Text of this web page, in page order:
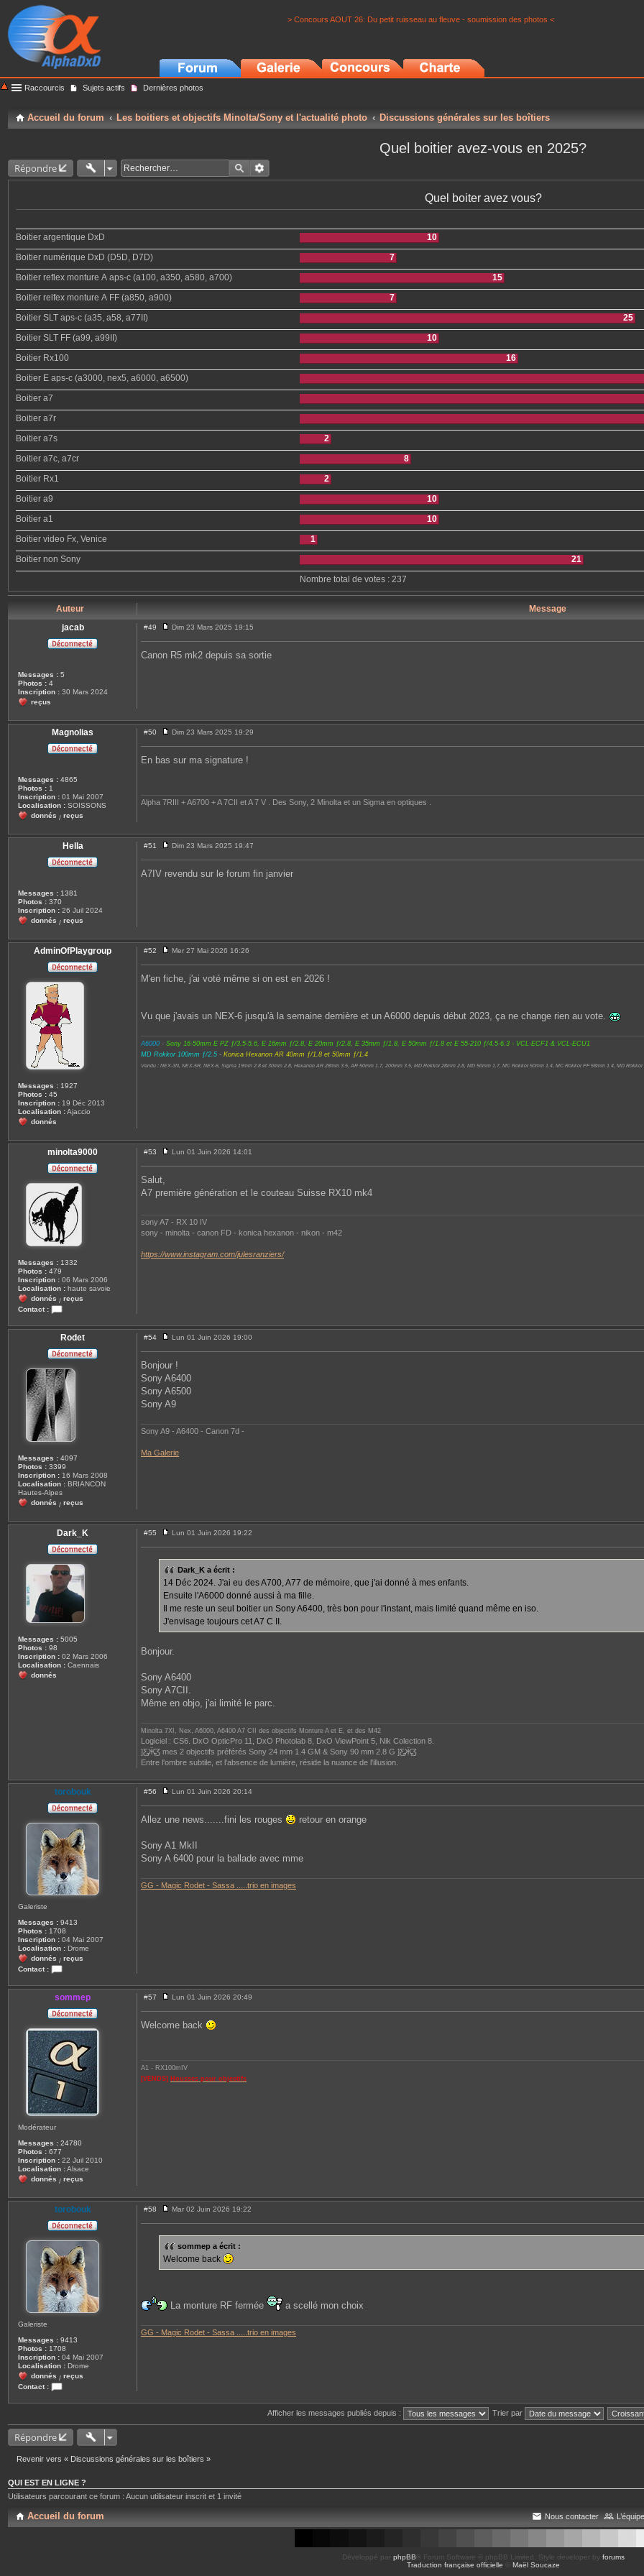
> Concours AOUT 26: Du petit ruisseau au fleuve - soumission des photos <
Raccourcis Sujets actifs Dernières photos
Accueil du forum Les boitiers et objectifs Minolta/Sony et l'actualité photo Discussions générales sur les boîtiers
Quel boitier avez-vous en 2025?
Répondre
Quel boiter avez vous?
Boitier argentique DxD 10
Boitier numérique DxD (D5D, D7D)
7
Boitier reflex monture A aps-c (a100, a350, a580, a700)
15
Boitier relfex monture A FF (a850, a900)
7
Boitier SLT aps-c (a35, a58, a77II)
25
Boitier SLT FF (a99, a99II)
10
Boitier Rx100
16
Boitier E aps-c (a3000, nex5, a6000, a6500)
Boitier a7
Boitier a7r
Boitier a7s
2
Boitier a7c, a7cr
8
Boitier Rx1
2
Boitier a9
10
Boitier a1
10
Boitier video Fx, Venice
1
Boitier non Sony
21
Nombre total de votes : 237
Auteur
Message
jacab
Messages : 5
Photos : 4
Inscription : 30 Mars 2024
reçus
#49
e
s
s
Dim 23 Mars 2025 19:15
Canon R5 mk2 depuis sa sortie
Magnolias
Messages : 4865
Photos : 1
Inscription : 01 Mai 2007
Localisation : SOISSONS
donnés / reçus
#50
e
Dim 23 Mars 2025 19:29
En bas sur ma signature !
Alpha 7RIII + A6700 + A 7CII et A 7 V . Des Sony, 2 Minolta et un Sigma en optiques .
Hella
Messages : 1381
Photos : 370
Inscription : 26 Juil 2024
donnés / reçus
#51
e
s
Dim 23 Mars 2025 19:47
A7IV revendu sur le forum fin janvier
AdminOfPlaygroup
Messages : 1927
Photos : 45
Inscription : 19 Déc 2013
Localisation :Ajaccio
donnés
#52
e
s
Mer 27 Mai 2026 16:26
M'en fiche, j'ai voté même si on est en 2026 !
Vu que j'avais un NEX-6 jusqu'à la semaine dernière et un A6000 depuis début 2023, ça ne change rien au vote.
A6000 - Sony 16-50mm E PZ ƒ/3.5-5.6, E 16mm ƒ/2.8, E 20mm ƒ/2.8, E 35mm ƒ/1.8, E 50mm ƒ/1.8 et E 55-210 ƒ/4.5-6.3 - VCL-ECF1 & VCL-ECU1
MD Rokkor 100mm ƒ/2.5 - Konica Hexanon AR 40mm ƒ/1.8 et 50mm ƒ/1.4
Vendu : NEX-3N, NEX-5R, NEX-6, Sigma 19mm 2.8 et 30mm 2.8, Hexanon AR 28mm 3.5, AR 50mm 1.7, 200mm 3.5, MD Rokkor 28mm 2.8, MD 50mm 1.7, MC Rokkor 50mm 1.4, MC Rokkor PF 58mm 1.4, MD Rokkor
minolta9000
Messages : 1332
Photos : 479
Inscription : 06 Mars 2006
Localisation : haute savoie
donnés / reçus
Contact :
o
n
a
c
t
e
r
m
i
n
o
9
0
0
0
#53
e
a
Lun 01 Juin 2026 14:01
Salut,
A7 première génération et le couteau Suisse RX10 mk4
sony A7 - RX 10 IV
sony - minolta - canon FD - konica hexanon - nikon - m42
https://www.instagram.com/julesranziers/
Rodet
Messages : 4097
Photos : 3399
Inscription : 16 Mars 2008
Localisation : BRIANCON
Hautes-Alpes
donnés / reçus
#54
e
s
a
g
e
Lun 01 Juin 2026 19:00
Bonjour !
Sony A6400
Sony A6500
Sony A9
Sony A9 - A6400 - Canon 7d -
Ma Galerie
Dark_K
Messages : 5005
Photos : 98
Inscription : 02 Mars 2006
Localisation : Caennais
donnés
#55
e
s
a
g
Lun 01 Juin 2026 19:22
Dark_K a écrit :
14 Déc 2024. J'ai eu des A700, A77 de mémoire, que j'ai donné à mes enfants.
Ensuite l'A6000 donné aussi à ma fille.
Il me reste un seul boitier un Sony A6400, très bon pour l'instant, mais limité quand même en iso.
J'envisage toujours cet A7 C II.
Bonjour.
Sony A6400
Sony A7CII.
Même en objo, j'ai limité le parc.
Minolta 7XI, Nex, A6000, A6400 A7 CII des objectifs Monture A et E, et des M42
Logiciel : CS6. DxO OpticPro 11, DxO Photolab 8, DxO ViewPoint 5, Nik Colection 8.
]Ƹ̵̡Ӝ̵̨̄Ʒ mes 2 objectifs préférés Sony 24 mm 1.4 GM & Sony 90 mm 2.8 G ]Ƹ̵̡Ӝ̵̨̄Ʒ
Entre l'ombre subtile, et l'absence de lumière, réside la nuance de l'illusion.
torobouk
Galeriste
Messages : 9413
Photos : 1708
Inscription : 04 Mai 2007
Localisation : Drome
donnés / reçus
Contact :
o
n
a
c
t
e
r
o
r
o
b
u
k
#56
e
s
g
e
Lun 01 Juin 2026 20:14
Allez une news.......fini les rouges retour en orange
Sony A1 MkII
Sony A 6400 pour la ballade avec mme
GG - Magic Rodet - Sassa .....trio en images
sommep
Modérateur
Messages : 24780
Photos : 677
Inscription : 22 Juil 2010
Localisation :Alsace
donnés / reçus
#57
e
s
Lun 01 Juin 2026 20:49
Welcome back
A1 - RX100mIV
[VENDS] Housses pour objectifs
torobouk
Galeriste
Messages : 9413
Photos : 1708
Inscription : 04 Mai 2007
Localisation : Drome
donnés / reçus
Contact :
o
a
c
t
e
o
r
o
o
#58
e
s
a
g
Mar 02 Juin 2026 19:22
sommep a écrit :
Welcome back
La monture RF fermée a scellé mon choix
GG - Magic Rodet - Sassa .....trio en images
Afficher les messages publiés depuis : Trier par
Répondre
Revenir vers « Discussions générales sur les boîtiers »
QUI EST EN LIGNE ?
Utilisateurs parcourant ce forum : Aucun utilisateur inscrit et 1 invité
Accueil du forum L’équipe
Nous contacter
Développé par phpBB ® Forum Software © phpBB Limited , Style developer by forums
Traduction française officielle
Maël Soucaze